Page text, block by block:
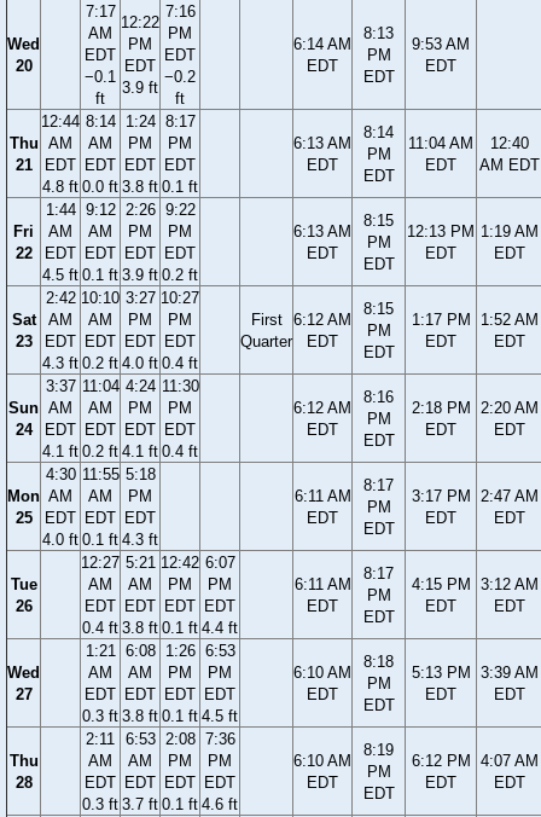
Wed
20
7:17
AM
EDT
−0.1
ft
12:22
PM
EDT
3.9 ft
7:16
PM
EDT
−0.2
ft
6:14 AM
EDT
8:13
PM
EDT
9:53 AM
EDT
Thu
21
12:44
AM
EDT
4.8 ft
8:14
AM
EDT
0.0 ft
1:24
PM
EDT
3.8 ft
8:17
PM
EDT
0.1 ft
6:13 AM
EDT
8:14
PM
EDT
11:04 AM
EDT
12:40
AM EDT
Fri
22
1:44
AM
EDT
4.5 ft
9:12
AM
EDT
0.1 ft
2:26
PM
EDT
3.9 ft
9:22
PM
EDT
0.2 ft
6:13 AM
EDT
8:15
PM
EDT
12:13 PM
EDT
1:19 AM
EDT
Sat
23
2:42
AM
EDT
4.3 ft
10:10
AM
EDT
0.2 ft
3:27
PM
EDT
4.0 ft
10:27
PM
EDT
0.4 ft
First
Quarter
6:12 AM
EDT
8:15
PM
EDT
1:17 PM
EDT
1:52 AM
EDT
Sun
24
3:37
AM
EDT
4.1 ft
11:04
AM
EDT
0.2 ft
4:24
PM
EDT
4.1 ft
11:30
PM
EDT
0.4 ft
6:12 AM
EDT
8:16
PM
EDT
2:18 PM
EDT
2:20 AM
EDT
Mon
25
4:30
AM
EDT
4.0 ft
11:55
AM
EDT
0.1 ft
5:18
PM
EDT
4.3 ft
6:11 AM
EDT
8:17
PM
EDT
3:17 PM
EDT
2:47 AM
EDT
Tue
26
12:27
AM
EDT
0.4 ft
5:21
AM
EDT
3.8 ft
12:42
PM
EDT
0.1 ft
6:07
PM
EDT
4.4 ft
6:11 AM
EDT
8:17
PM
EDT
4:15 PM
EDT
3:12 AM
EDT
Wed
27
1:21
AM
EDT
0.3 ft
6:08
AM
EDT
3.8 ft
1:26
PM
EDT
0.1 ft
6:53
PM
EDT
4.5 ft
6:10 AM
EDT
8:18
PM
EDT
5:13 PM
EDT
3:39 AM
EDT
Thu
28
2:11
AM
EDT
0.3 ft
6:53
AM
EDT
3.7 ft
2:08
PM
EDT
0.1 ft
7:36
PM
EDT
4.6 ft
6:10 AM
EDT
8:19
PM
EDT
6:12 PM
EDT
4:07 AM
EDT